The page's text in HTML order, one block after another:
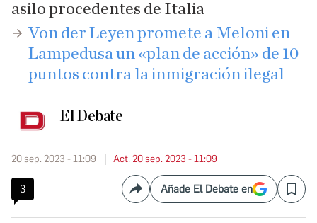
asilo procedentes de Italia
​Von der Leyen promete a Meloni en
Lampedusa un «plan de acción» de 10
puntos contra la inmigración ilegal
El Debate
20 sep. 2023 - 11:09 Act. 20 sep. 2023 - 11:09
3 CompartirAñade El Debate en Save